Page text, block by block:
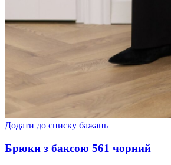
Додати до списку бажань
Брюки з баксою 561 чорний